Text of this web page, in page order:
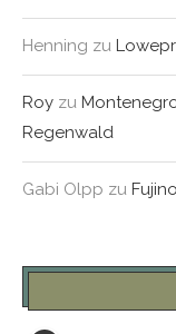
Henning zu
Roy zu
Regenwald
Gabi Olpp zu